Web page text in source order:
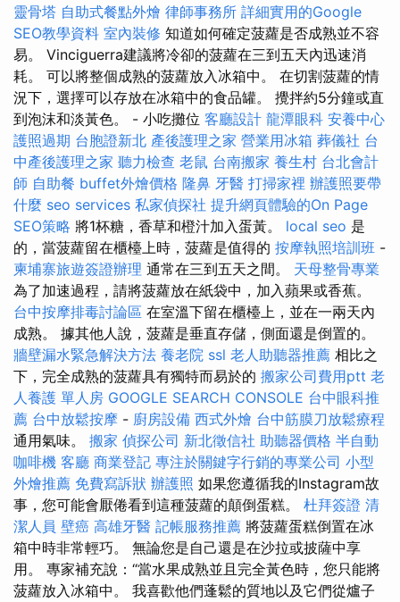
靈骨塔 自助式餐點外燴 律師事務所 詳細實用的Google
SEO教學資料 室內裝修 知道如何確定菠蘿是否成熟並不容
易。 Vinciguerra建議將冷卻的菠蘿在三到五天內迅速消
耗。 可以將整個成熟的菠蘿放入冰箱中。 在切割菠蘿的情
況下，選擇可以存放在冰箱中的食品罐。 攪拌約5分鐘或直
到泡沫和淡黃色。 - 小吃攤位 客廳設計 龍潭眼科 安養中心
護照過期 台胞證新北 產後護理之家 營業用冰箱 葬儀社 台
中產後護理之家 聽力檢查 老鼠 台南搬家 養生村 台北會計
師 自助餐 buffet外燴價格 隆鼻 牙醫 打掃家裡 辦護照要帶
什麼 seo services 私家偵探社 提升網頁體驗的On Page
SEO策略 將1杯糖，香草和橙汁加入蛋黃。 local seo 是
的，當菠蘿留在櫃檯上時，菠蘿是值得的 按摩執照培訓班 -
柬埔寨旅遊簽證辦理 通常在三到五天之間。 天母整骨專業
為了加速過程，請將菠蘿放在紙袋中，加入蘋果或香蕉。
台中按摩排毒討論區 在室溫下留在櫃檯上，並在一兩天內
成熟。 據其他人說，菠蘿是垂直存儲，側面還是倒置的。
牆壁漏水緊急解決方法 養老院 ssl 老人助聽器推薦 相比之
下，完全成熟的菠蘿具有獨特而易於的 搬家公司費用ptt 老
人養護 單人房 GOOGLE SEARCH CONSOLE 台中眼科推
薦 台中放鬆按摩 - 廚房設備 西式外燴 台中筋膜刀放鬆療程
通用氣味。 搬家 偵探公司 新北徵信社 助聽器價格 半自動
咖啡機 客廳 商業登記 專注於關鍵字行銷的專業公司 小型
外燴推薦 免費寫訴狀 辦護照 如果您遵循我的Instagram故
事，您可能會厭倦看到這種菠蘿的顛倒蛋糕。 杜拜簽證 清
潔人員 壁癌 高雄牙醫 記帳服務推薦 將菠蘿蛋糕倒置在冰
箱中時非常輕巧。 無論您是自己還是在沙拉或披薩中享
用。 專家補充說：“當水果成熟並且完全黃色時，您只能將
菠蘿放入冰箱中。 我喜歡他們蓬鬆的質地以及它們從爐子